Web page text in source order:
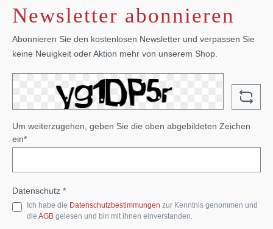
Newsletter abonnieren
Abonnieren Sie den kostenlosen Newsletter und verpassen Sie
keine Neuigkeit oder Aktion mehr von unserem Shop.
Um weiterzugehen, geben Sie die oben abgebildeten Zeichen
ein*
Datenschutz *
Ich habe die Datenschutzbestimmungen zur Kenntnis genommen und
die AGB gelesen und bin mit ihnen einverstanden.